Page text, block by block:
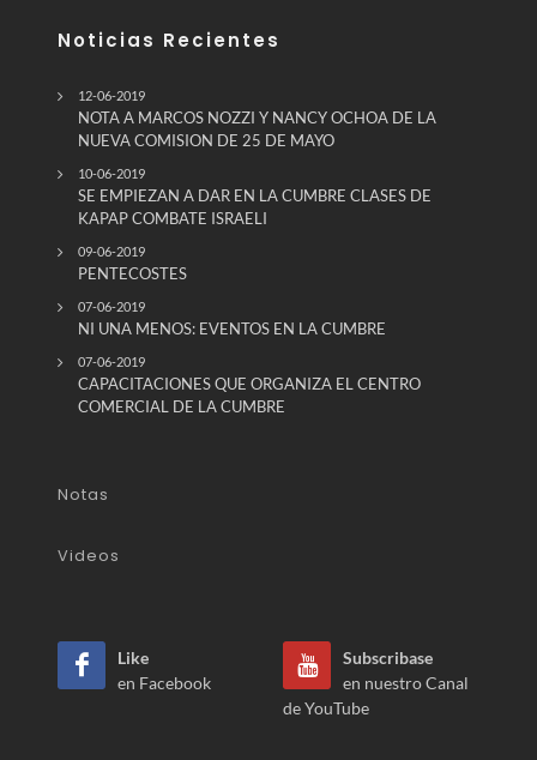
Noticias Recientes
12-06-2019
NOTA A MARCOS NOZZI Y NANCY OCHOA DE LA
NUEVA COMISION DE 25 DE MAYO
10-06-2019
SE EMPIEZAN A DAR EN LA CUMBRE CLASES DE
KAPAP COMBATE ISRAELI
09-06-2019
PENTECOSTES
07-06-2019
NI UNA MENOS: EVENTOS EN LA CUMBRE
07-06-2019
CAPACITACIONES QUE ORGANIZA EL CENTRO
COMERCIAL DE LA CUMBRE
Notas
Videos
Like
en Facebook
Subscribase
en nuestro Canal
de YouTube